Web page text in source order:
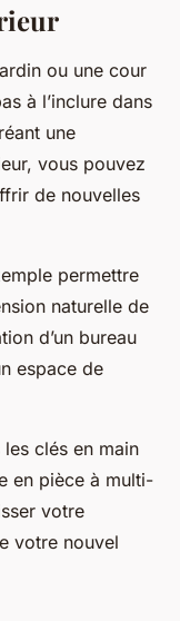
ou une cour
à l’inclure dans
une
vous pouvez
de nouvelles
permettre
naturelle de
d’un bureau
espace de
clés en main
en pièce à multi-
votre
votre nouvel